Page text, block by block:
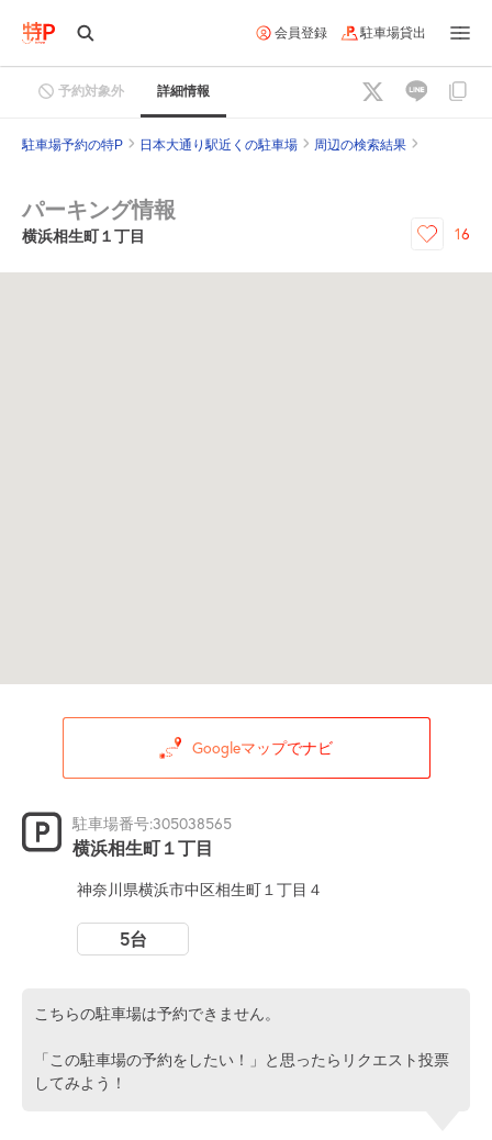
会員登録 駐車場貸出
予約対象外 詳細情報
駐車場予約の特P 日本大通り駅近くの駐車場 周辺の検索結果
パーキング情報
横浜相生町１丁目 16
Googleマップでナビ
駐車場番号:305038565
横浜相生町１丁目
神奈川県横浜市中区相生町１丁目４
5台
こちらの駐車場は予約できません。
「この駐車場の予約をしたい！」と思ったらリクエスト投票
してみよう！